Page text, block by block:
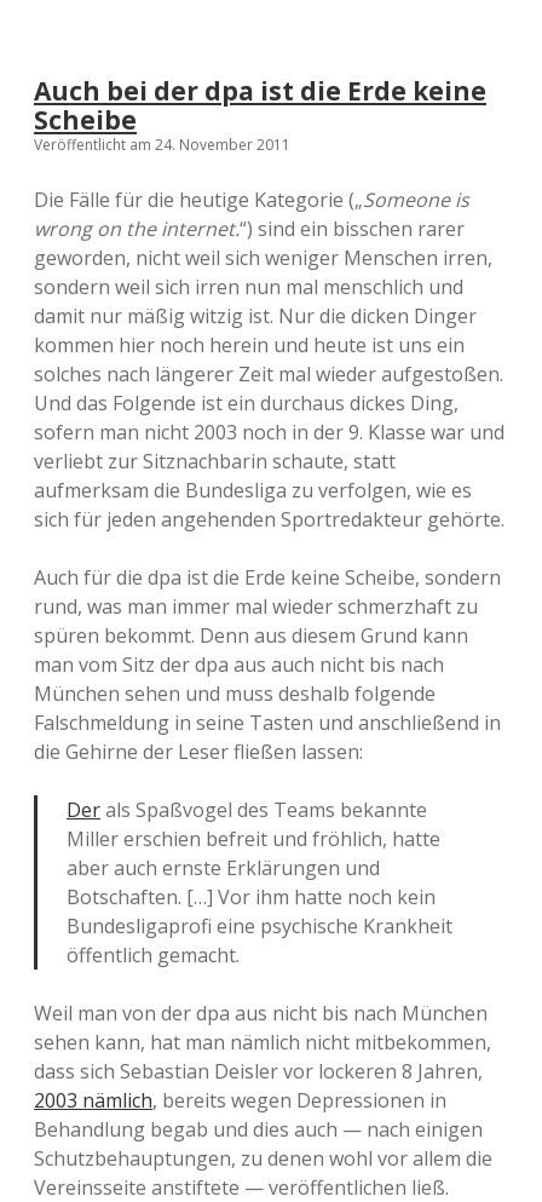
Auch bei der dpa ist die Erde keine
Scheibe
Veröffentlicht am 24. November 2011
Die Fälle für die heutige Kategorie („Someone is
wrong on the internet.“) sind ein bisschen rarer
geworden, nicht weil sich weniger Menschen irren,
sondern weil sich irren nun mal menschlich und
damit nur mäßig witzig ist. Nur die dicken Dinger
kommen hier noch herein und heute ist uns ein
solches nach längerer Zeit mal wieder aufgestoßen.
Und das Folgende ist ein durchaus dickes Ding,
sofern man nicht 2003 noch in der 9. Klasse war und
verliebt zur Sitznachbarin schaute, statt
aufmerksam die Bundesliga zu verfolgen, wie es
sich für jeden angehenden Sportredakteur gehörte.
Auch für die dpa ist die Erde keine Scheibe, sondern
rund, was man immer mal wieder schmerzhaft zu
spüren bekommt. Denn aus diesem Grund kann
man vom Sitz der dpa aus auch nicht bis nach
München sehen und muss deshalb folgende
Falschmeldung in seine Tasten und anschließend in
die Gehirne der Leser fließen lassen:
Derals Spaßvogel des Teams bekannte
Miller erschien befreit und fröhlich, hatte
aber auch ernste Erklärungen und
Botschaften. […] Vor ihm hatte noch kein
Bundesligaprofi eine psychische Krankheit
öffentlich gemacht.
Weil man von der dpa aus nicht bis nach München
sehen kann, hat man nämlich nicht mitbekommen,
dass sich Sebastian Deisler vor lockeren 8 Jahren,
2003 nämlich, bereits wegen Depressionen in
Behandlung begab und dies auch — nach einigen
Schutzbehauptungen, zu denen wohl vor allem die
Vereinsseite anstiftete — veröffentlichen ließ.